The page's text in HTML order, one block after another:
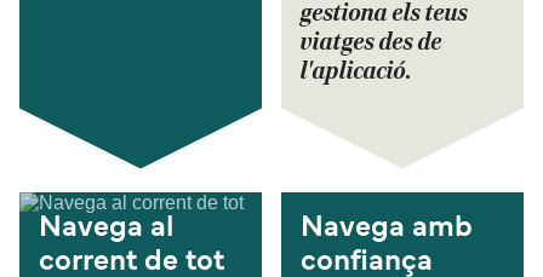
gestiona els teus
viatges des de
l'aplicació.
Navega al
corrent de tot
Navega amb
confiança